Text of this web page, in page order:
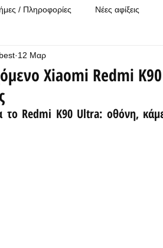
/ Πληροφορίες Νέες αφίξεις
Xiaomi Redmi
12 Μαρ
το Redmi K90 Ultra: οθόνη,